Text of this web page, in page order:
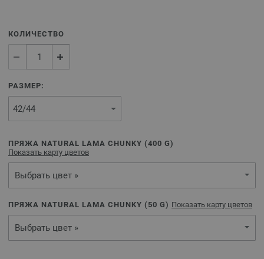
КОЛИЧЕСТВО
РАЗМЕР:
ПРЯЖА NATURAL LAMA CHUNKY (400 G)
Показать карту цветов
Выбрать цвет »
ПРЯЖА NATURAL LAMA CHUNKY ( 50 G) Показать карту цветов
Выбрать цвет »